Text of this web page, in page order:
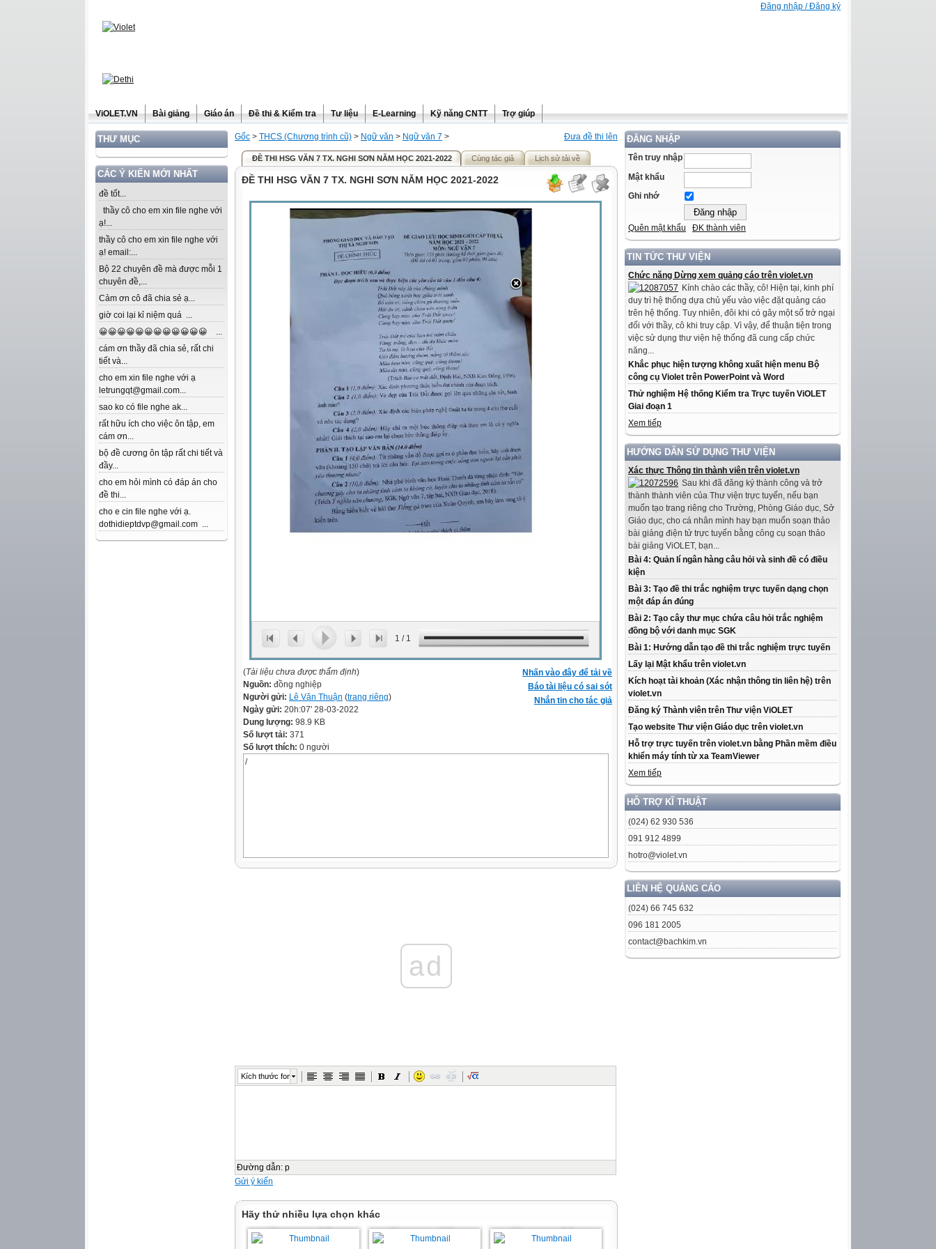
Đăng nhập / Đăng ký
ViOLET.VN Bài giảng Giáo án Đề thi & Kiểm tra Tư liệu E-Learning Kỹ năng CNTT Trợ giúp
THƯ MỤC
CÁC Ý KIẾN MỚI NHẤT
đề tốt...
thầy cô cho em xin file nghe với
ạ!...
thầy cô cho em xin file nghe với
ạ! email:...
Bộ 22 chuyên đề mà được mỗi 1
chuyên đề,...
Cảm ơn cô đã chia sẻ ạ...
giờ coi lại kỉ niệm quá ...
😀😀😀😀😀😀😀😀😀😀😀😀 ...
cám ơn thầy đã chia sẻ, rất chi
tiết và...
cho em xin file nghe với ạ
letrungqt@gmail.com...
sao ko có file nghe ak...
rất hữu ích cho việc ôn tập, em
cám ơn...
bộ đề cương ôn tập rất chi tiết và
đầy...
cho em hỏi mình có đáp án cho
đề thi...
cho e cin file nghe với ạ.
dothidieptdvp@gmail.com ...
ĐĂNG NHẬP
Tên truy nhập
Mật khẩu
Ghi nhớ
Quên mật khẩu ĐK thành viên
TIN TỨC THƯ VIỆN
Chức năng Dừng xem quảng cáo trên violet.vn
Kính chào các thầy, cô! Hiện tại, kinh phí
duy trì hệ thống dựa chủ yếu vào việc đặt quảng cáo
trên hệ thống. Tuy nhiên, đôi khi có gây một số trở ngại
đối với thầy, cô khi truy cập. Vì vậy, để thuận tiện trong
việc sử dụng thư viện hệ thống đã cung cấp chức
năng...
Khắc phục hiện tượng không xuất hiện menu Bộ
công cụ Violet trên PowerPoint và Word
Thử nghiệm Hệ thống Kiểm tra Trực tuyến ViOLET
Giai đoạn 1
Xem tiếp
HƯỚNG DẪN SỬ DỤNG THƯ VIỆN
Xác thực Thông tin thành viên trên violet.vn
Sau khi đã đăng ký thành công và trở
thành thành viên của Thư viện trực tuyến, nếu bạn
muốn tạo trang riêng cho Trường, Phòng Giáo dục, Sở
Giáo dục, cho cá nhân mình hay bạn muốn soạn thảo
bài giảng điện tử trực tuyến bằng công cụ soạn thảo
bài giảng ViOLET, bạn...
Bài 4: Quản lí ngân hàng câu hỏi và sinh đề có điều
kiện
Bài 3: Tạo đề thi trắc nghiệm trực tuyến dạng chọn
một đáp án đúng
Bài 2: Tạo cây thư mục chứa câu hỏi trắc nghiệm
đồng bộ với danh mục SGK
Bài 1: Hướng dẫn tạo đề thi trắc nghiệm trực tuyến
Lấy lại Mật khẩu trên violet.vn
Kích hoạt tài khoản (Xác nhận thông tin liên hệ) trên
violet.vn
Đăng ký Thành viên trên Thư viện ViOLET
Tạo website Thư viện Giáo dục trên violet.vn
Hỗ trợ trực tuyến trên violet.vn bằng Phần mềm điều
khiển máy tính từ xa TeamViewer
Xem tiếp
HỖ TRỢ KĨ THUẬT
(024) 62 930 536
091 912 4899
hotro@violet.vn
LIÊN HỆ QUẢNG CÁO
(024) 66 745 632
096 181 2005
contact@bachkim.vn
Đưa đề thi lên
Gốc > THCS (Chương trình cũ) > Ngữ văn > Ngữ văn 7 >
ĐỀ THI HSG VĂN 7 TX. NGHI SƠN NĂM HỌC 2021-2022 Cùng tác giả Lịch sử tải về
ĐỀ THI HSG VĂN 7 TX. NGHI SƠN NĂM HỌC 2021-2022
1 / 1
Nhấn vào đây để tải về
Báo tài liệu có sai sót
Nhắn tin cho tác giả
(Tài liệu chưa được thẩm định)
Nguồn: đồng nghiệp
Người gửi: Lê Văn Thuận (trang riêng)
Ngày gửi: 20h:07' 28-03-2022
Dung lượng: 98.9 KB
Số lượt tải: 371
Số lượt thích: 0 người
/
ad
Kích thước font
Đường dẫn: p
Gửi ý kiến
Hãy thử nhiều lựa chọn khác